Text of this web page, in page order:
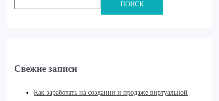
ПОИСК
Свежие записи
Как заработать на создании и продаже виртуальной